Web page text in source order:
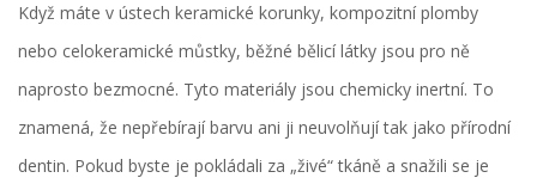
Když máte v ústech keramické korunky, kompozitní plomby
nebo celokeramické můstky, běžné bělicí látky jsou pro ně
naprosto bezmocné. Tyto materiály jsou chemicky inertní. To
znamená, že nepřebírají barvu ani ji neuvolňují tak jako přírodní
dentin. Pokud byste je pokládali za „živé“ tkáně a snažili se je